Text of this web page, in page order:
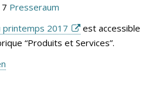
Presseraum
printemps 2017
est accessible
“Produits et Services”.